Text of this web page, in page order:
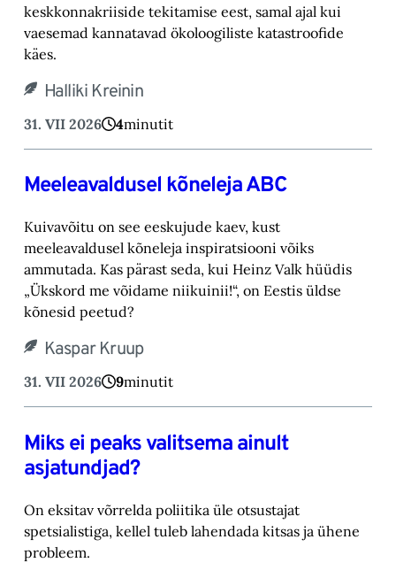
keskkonnakriiside tekitamise eest, samal ajal kui
vaesemad kannatavad ökoloogiliste katastroofide
käes.
Halliki Kreinin
31. VII 2026 4minutit
Meeleavaldusel kõneleja ABC
Kuivavõitu on see eeskujude kaev, kust
meeleavaldusel kõneleja inspiratsiooni võiks
ammutada. Kas pärast seda, kui Heinz Valk hüüdis
„Ükskord me võidame niikuinii!“, on Eestis üldse
kõnesid peetud?
Kaspar Kruup
31. VII 2026 9minutit
Miks ei peaks valitsema ainult
asjatundjad?
On eksitav võrrelda poliitika üle otsustajat
spetsialistiga, kellel tuleb lahendada kitsas ja ühene
probleem.